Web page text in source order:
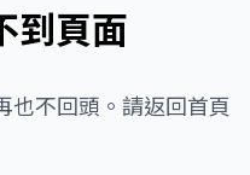
到頁面
也不回頭。請返回首頁